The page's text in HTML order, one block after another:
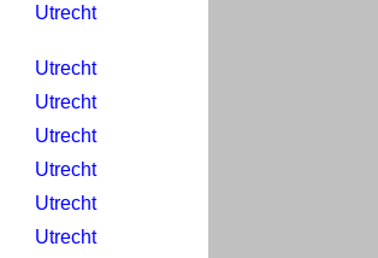
Utrecht
Utrecht
Utrecht
Utrecht
Utrecht
Utrecht
Utrecht